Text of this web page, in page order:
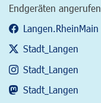
Endgeräten
Langen.RheinMain
Stadt_Langen
Stadt_Langen
Stadt_Langen